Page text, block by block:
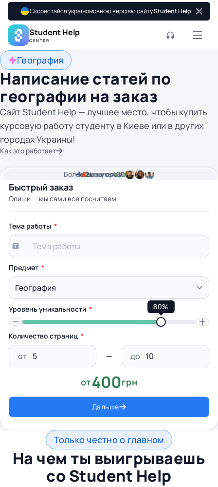
Скористайся україномовною версією сайтуStudent Help
Student Help
CENTER
География
Написание статей по
географии на заказ
Сайт Student Help — лучшее место, чтобы купить
курсовую работу студенту в Киеве или в других
городах Украины!
Как это работает
Быстрый заказ
Опиши — мы сами все посчитаем
2минуты времени
Цена от400 грн
Более2кавторов
Тема работы
Предмет
Уровень уникальности 80%
Количество страниц
от до
от400грн
Дальше
Только честно о главном
На чем ты выигрываешь
со Student Help